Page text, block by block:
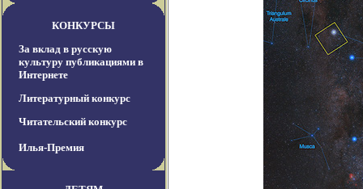
КОНКУРСЫ
За вклад в русскую
культуру публикациями в
Интернете
Литературный конкурс
Читательский конкурс
Илья-Премия